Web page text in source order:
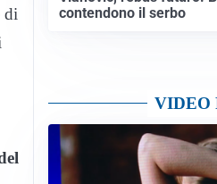
di
contendono il serbo
VIDEO